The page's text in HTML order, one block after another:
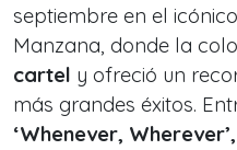
septiembre en el icónico
Manzana, donde la
cartel y ofreció un
más grandes éxitos.
‘Whenever,